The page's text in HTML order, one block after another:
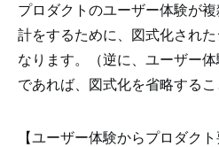
プロダクトのユーザー体験が
計をするために、図式化され
なります。（逆に、ユーザー
であれば、図式化を省略するこ
【ユーザー体験からプロダクト